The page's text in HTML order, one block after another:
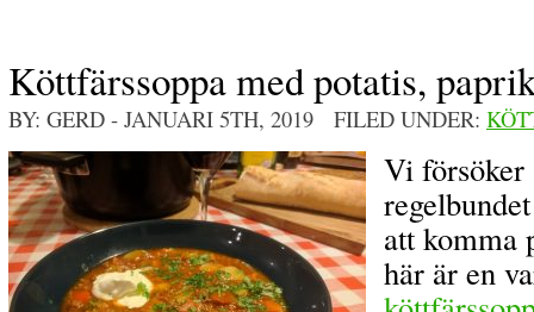
Köttfärssoppa med potatis,
BY: GERD - JANUARI 5TH, 2019 FILED UNDER:
Vi försöker
att komma
här är en